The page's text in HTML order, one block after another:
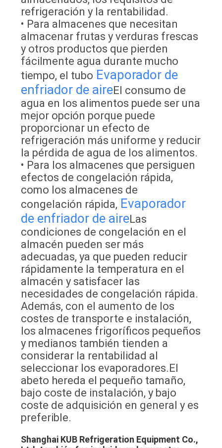
refrigeración y la rentabilidad.
• Para almacenes que necesitan
almacenar frutas y verduras frescas
y otros productos que pierden
fácilmente agua durante mucho
tiempo, el tubo Evaporador de
enfriador de aireEl consumo de
agua en los alimentos puede ser una
mejor opción porque puede
proporcionar un efecto de
refrigeración más uniforme y reducir
la pérdida de agua de los alimentos.
• Para los almacenes que persiguen
efectos de congelación rápida,
como los almacenes de
congelación rápida, Evaporador
de enfriador de aireLas
condiciones de congelación en el
almacén pueden ser más
adecuadas, ya que pueden reducir
rápidamente la temperatura en el
almacén y satisfacer las
necesidades de congelación rápida.
Además, con el aumento de los
costes de transporte e instalación,
los almacenes frigoríficos pequeños
y medianos también tienden a
considerar la rentabilidad al
seleccionar los evaporadores.El
abeto hereda el pequeño tamaño,
bajo coste de instalación, y bajo
coste de adquisición en general y es
preferible.
Shanghai KUB Refrigeration Equipment Co.,